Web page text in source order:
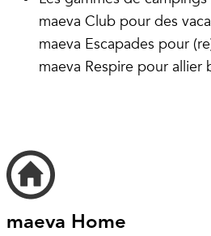
maeva Club pour des
maeva Escapades pour
maeva Respire pour allier
maeva Home